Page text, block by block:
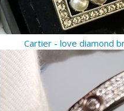
Cartier - love diamond